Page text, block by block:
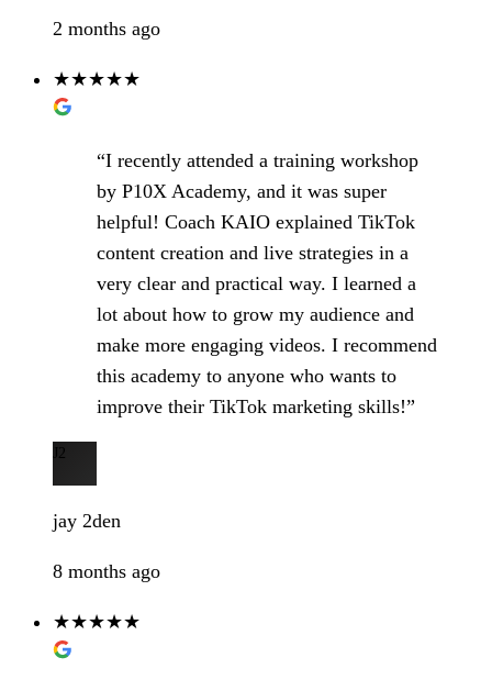
2 months ago
★★★★★
“I recently attended a training workshop
by P10X Academy, and it was super
helpful! Coach KAIO explained TikTok
content creation and live strategies in a
very clear and practical way. I learned a
lot about how to grow my audience and
make more engaging videos. I recommend
this academy to anyone who wants to
improve their TikTok marketing skills!”
J2
jay 2den
8 months ago
★★★★★